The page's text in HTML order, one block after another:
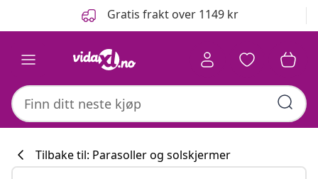
Gratis frakt over 1149 kr
Tilbake til: Parasoller og solskjermer